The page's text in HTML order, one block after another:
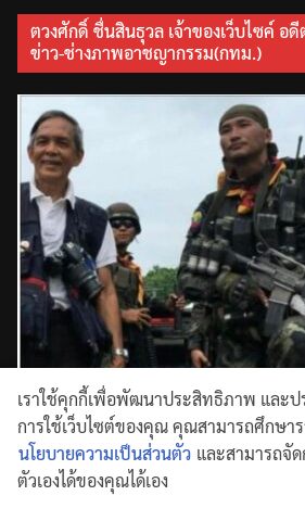
ตวงศักดิ์ ชื่นสินธุวล เจ้าของเว็บไซค์ อ
ข่าว-ช่างภาพอาชญากรรม(กทม.)
เราใช้คุกกี้เพื่อพัฒนาประสิทธิภาพ และ
การใช้เว็บไซต์ของคุณ คุณสามารถศึกษาร
นโยบายความเป็นส่วนตัว และสามารถจั
ตัวเองได้ของคุณได้เอง